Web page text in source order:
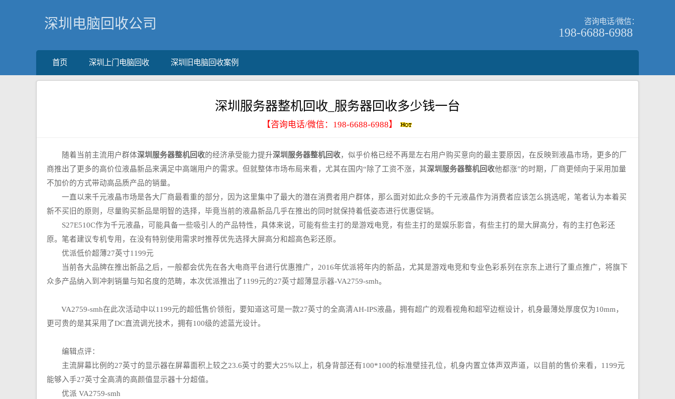
深圳电脑回收公司 咨询电话/微信：
198-6688-6988
首页 深圳上门电脑回收 深圳旧电脑回收案例
深圳服务器整机回收_服务器回收多少钱一台
【咨询电话/微信： 198-6688-6988】
随着当前主流用户群体深圳服务器整机回收的经济承受能力提升深圳服务器整机回收，似乎价格已经不再是左右用户购买意向的最主要原因，在反映到液晶市场，更多的厂
商推出了更多的高价位液晶新品来满足中高端用户的需求。但就整体市场布局来看，尤其在国内“除了工资不涨，其深圳服务器整机回收他都涨”的时期，厂商更倾向于采用加量
不加价的方式带动高品质产品的销量。
一直以来千元液晶市场是各大厂商最看重的部分，因为这里集中了最大的潜在消费者用户群体，那么面对如此众多的千元液晶作为消费者应该怎么挑选呢，笔者认为本着买
新不买旧的原则，尽量购买新品是明智的选择，毕竟当前的液晶新品几乎在推出的同时就保持着低姿态进行优惠促销。
S27E510C作为千元液晶，可能具备一些吸引人的产品特性，具体来说，可能有些主打的是游戏电竞，有些主打的是娱乐影音，有些主打的是大屏高分，有的主打色彩还
原。笔者建议专机专用，在没有特别使用需求时推荐优先选择大屏高分和超高色彩还原。
优派低价超薄27英寸1199元
当前各大品牌在推出新品之后，一般都会优先在各大电商平台进行优惠推广，2016年优派将年内的新品，尤其是游戏电竞和专业色彩系列在京东上进行了重点推广，将旗下
众多产品纳入到冲刺销量与知名度的范畴，本次优派推出了1199元的27英寸超薄显示器-VA2759-smh。
VA2759-smh在此次活动中以1199元的超低售价领衔，要知道这可是一款27英寸的全高清AH-IPS液晶，拥有超广的观看视角和超窄边框设计，机身最薄处厚度仅为10mm，
更可贵的是其采用了DC直流调光技术，拥有100级的滤蓝光设计。
编辑点评：
主流屏幕比例的27英寸的显示器在屏幕面积上较之23.6英寸的要大25%以上，机身背部还有100*100的标准壁挂孔位，机身内置立体声双声道，以目前的售价来看，1199元
能够入手27英寸全高清的高颜值显示器十分超值。
优派 VA2759-smh